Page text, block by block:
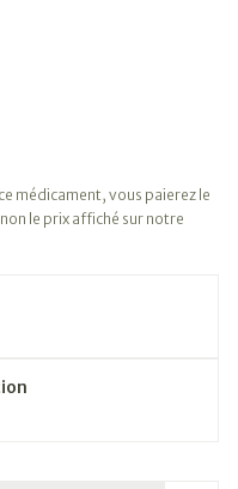
médicament, vous paierez le
le prix affiché sur notre